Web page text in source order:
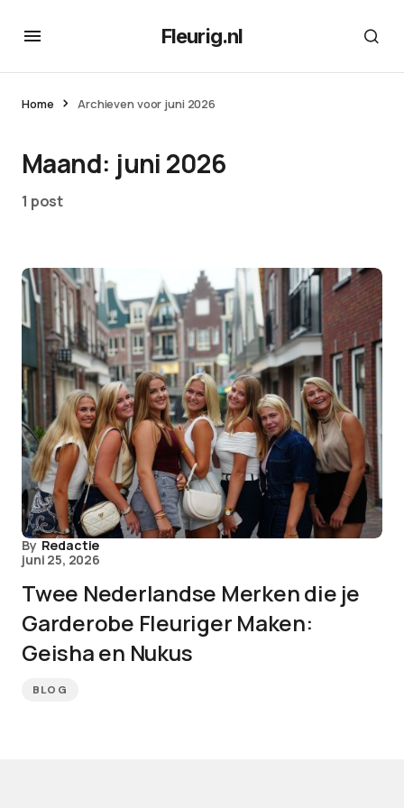
Fleurig.nl
Home Archieven voor juni 2026
Maand: juni 2026
1 post
By Redactie
juni 25, 2026
Twee Nederlandse Merken die je
Garderobe Fleuriger Maken:
Geisha en Nukus
BLOG